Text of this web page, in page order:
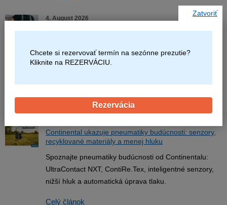
4. August 2026
Zistite, ako správne skladovať pneumatiky na diskoch,
akú polohu zvoliť, kde ich uložiť a čo skontrolovať pred
Celý článok
Continental ukazuje pneumatiky budúcnosti: senzory,
recyklované materiály a menej hluku
Spoznajte pneumatiky budúcnosti od Continentalu:
UltraContact NXT, ContiRe.Tex, inteligentné senzory,
nižší hluk a automatická úprava tlaku.
Celý článok
Zatvoriť
Chcete si rezervovať termín na sezónne prezutie?
Kliknite na REZERVÁCIU.
Rezervácia